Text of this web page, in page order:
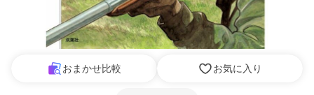
おまかせ比較 お気に入り